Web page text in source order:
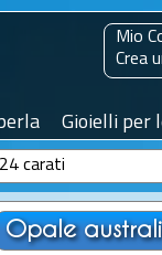
Mio
Crea
Gioielli per
carati
Opale